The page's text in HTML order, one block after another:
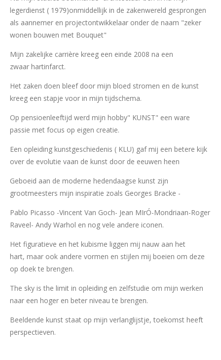
legerdienst ( 1979)onmiddellijk in de zakenwereld gesprongen
als aannemer en projectontwikkelaar onder de naam "zeker
wonen bouwen met Bouquet"
Mijn zakelijke carrière kreeg een einde 2008 na een
zwaar hartinfarct.
Het zaken doen bleef door mijn bloed stromen en de kunst
kreeg een stapje voor in mijn tijdschema.
Op pensioenleeftijd werd mijn hobby" KUNST" een ware
passie met focus op eigen creatie.
Een opleiding kunstgeschiedenis ( KLU) gaf mij een betere kijk
over de evolutie vaan de kunst door de eeuwen heen
Geboeid aan de moderne hedendaagse kunst zijn
grootmeesters mijn inspiratie zoals Georges Bracke -
Pablo Picasso -Vincent Van Goch- Jean MIrÓ-Mondriaan-Roger
Raveel- Andy Warhol en nog vele andere iconen.
Het figuratieve en het kubisme liggen mij nauw aan het
hart, maar ook andere vormen en stijlen mij boeien om deze
op doek te brengen.
The sky is the limit in opleiding en zelfstudie om mijn werken
naar een hoger en beter niveau te brengen.
Beeldende kunst staat op mijn verlanglijstje, toekomst heeft
perspectieven.